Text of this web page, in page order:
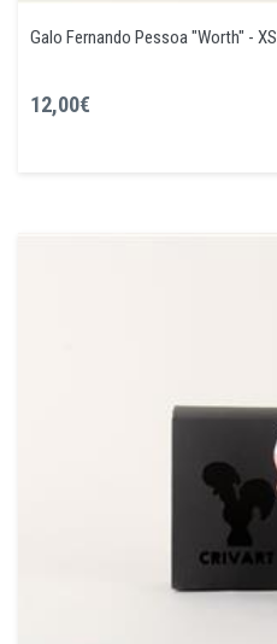
Galo Fernando Pessoa "Worth" - XS
12,00€